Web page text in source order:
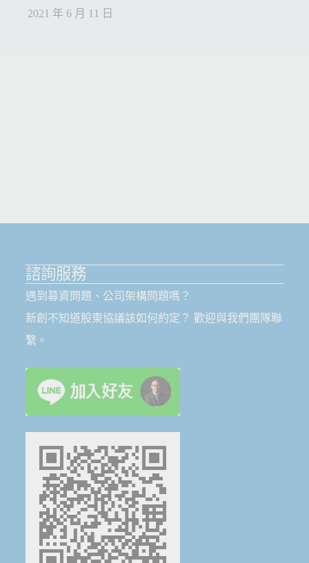
2021 年 6 月 11 日
諮詢服務
遇到募資問題、公司架構問題嗎？
新創不知道股東協議該如何約定？ 歡迎與我們團隊聯
繫。